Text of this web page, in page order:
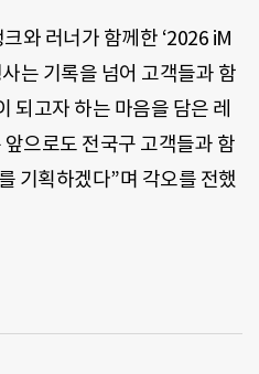
와 러너가 함께한 ‘2026 iM
는 기록을 넘어 고객들과 함
되고자 하는 마음을 담은 레
으로도 전국구 고객들과 함
기획하겠다”며 각오를 전했